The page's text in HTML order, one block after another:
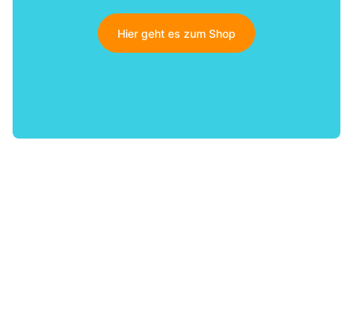
Hier geht es zum Shop